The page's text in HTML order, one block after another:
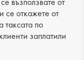
се откажете от
таксата по
заплатили